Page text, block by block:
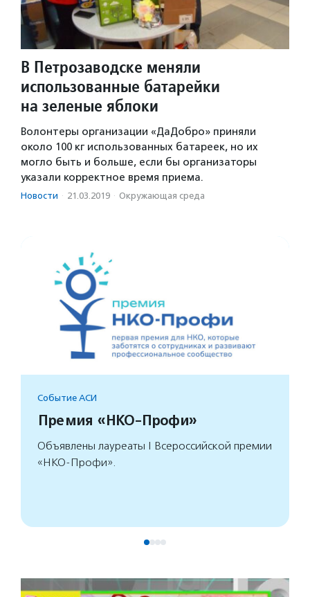
В Петрозаводске меняли
использованные батарейки
на зеленые яблоки
Волонтеры организации «ДаДобро» приняли
около 100 кг использованных батареек, но их
могло быть и больше, если бы организаторы
указали корректное время приема.
Новости · 21.03.2019 · Окружающая среда
Событие АСИ
Премия «НКО-Профи»
Объявлены лауреаты I Всероссийской премии
«НКО-Профи».